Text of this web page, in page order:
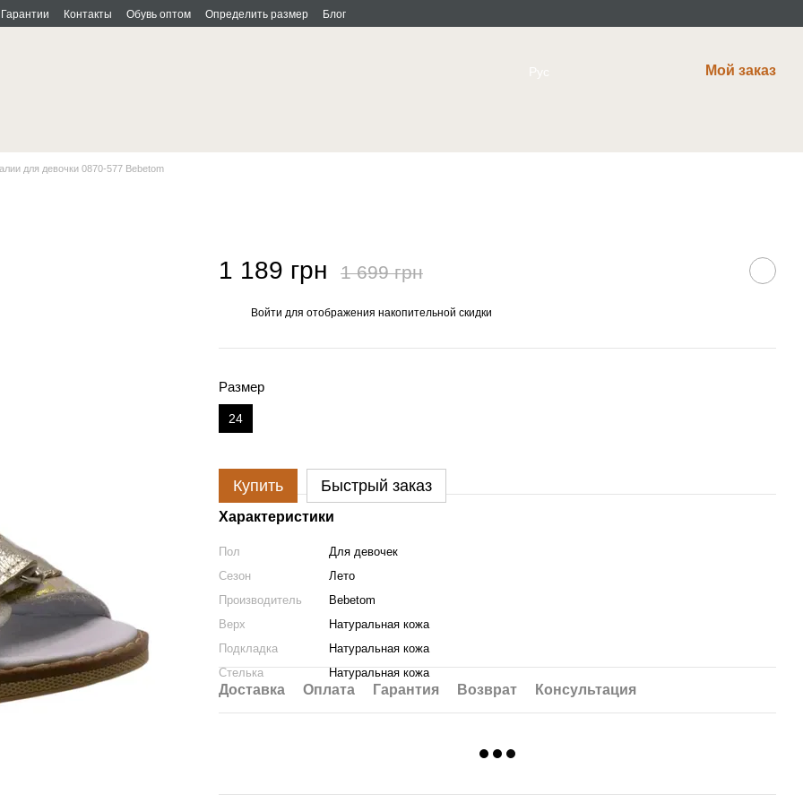
Гарантии Контакты Обувь оптом Определить размер Блог
Рус Мой заказ
для девочки 0870-577 Bebetom
1 189 грн 1 699 грн
Войти для отображения накопительной скидки
Размер
24
Купить Быстрый заказ
Характеристики
Пол
Для девочек
Сезон
Лето
Производитель
Bebetom
Верх
Натуральная кожа
Подкладка
Натуральная кожа
Стелька
Натуральная кожа
Доставка Оплата Гарантия Возврат Консультация